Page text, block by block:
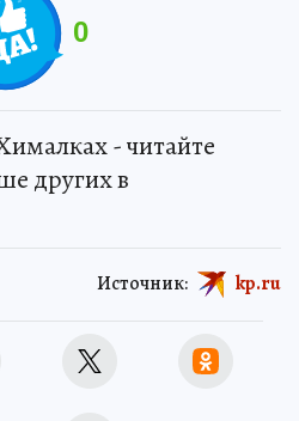
0
- читайте
других в
Источник: kp.ru